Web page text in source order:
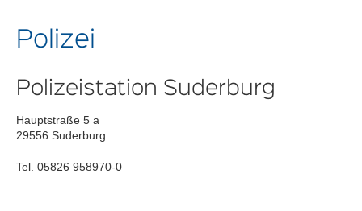
Polizei
Polizeistation Suderburg
Hauptstraße 5 a
29556 Suderburg
Tel. 05826 958970-0